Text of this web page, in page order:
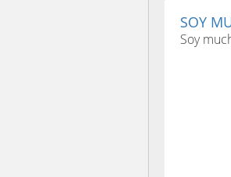
SOY
Soy